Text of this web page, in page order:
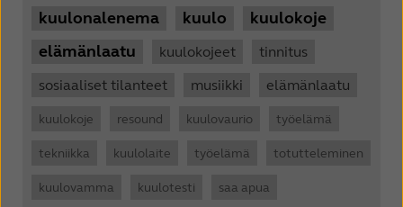
kuulonalenema
kuulo
kuulokoje
elämänlaatu
kuulokojeet
tinnitus
sosiaaliset tilanteet
musiikki elämänlaatu
kuulokoje resound kuulovaurio työelämä
tekniikka kuulolaite työelämä totutteleminen
kuulovamma kuulotesti saa apua